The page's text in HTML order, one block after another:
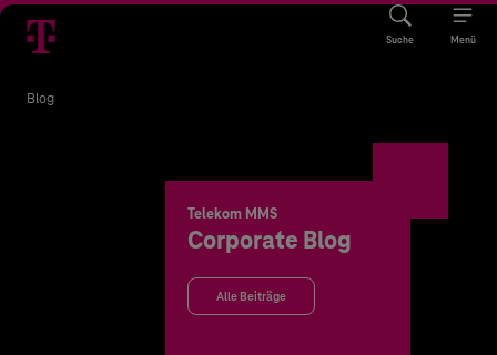
Suche Menü
Blog
Telekom MMS
Corporate Blog
Alle Beiträge